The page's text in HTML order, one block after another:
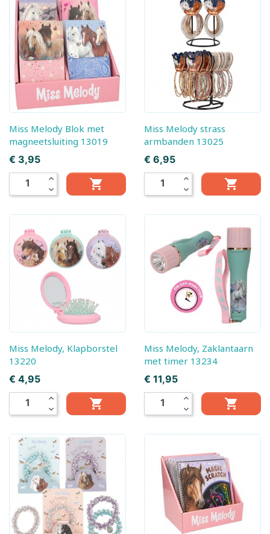
Miss Melody Blok met
magneetsluiting 13019
Prijs
€ 3,95
expand_less
expand_more

Miss Melody strass
armbanden 13025
Prijs
€ 6,95
expand_less
expand_more

Miss Melody, Klapborstel
13220
Prijs
€ 4,95
expand_less
expand_more

Miss Melody, Zaklantaarn
met timer 13234
Prijs
€ 11,95
expand_less
expand_more
